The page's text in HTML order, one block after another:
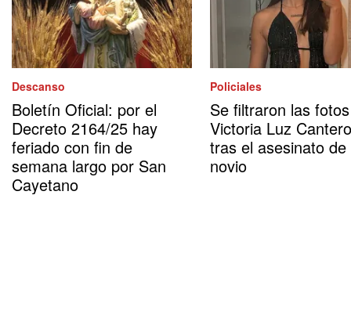
Descanso
Boletín Oficial: por el
Decreto 2164/25 hay
feriado con fin de
semana largo por San
Cayetano
Policiales
Se filtraron las
Victoria Luz Cantero
tras el asesinato de
novio